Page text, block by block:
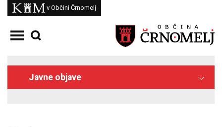
Skoči na vsebino
Kam
v Občini Črnomelj
Odpri meni
Javne objave